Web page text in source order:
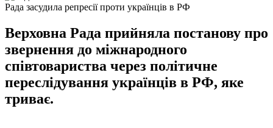
Рада засудила репресії проти українців в РФ
Верховна Рада прийняла постанову про
звернення до міжнародного
співтовариства через політичне
переслідування українців в РФ, яке
триває.